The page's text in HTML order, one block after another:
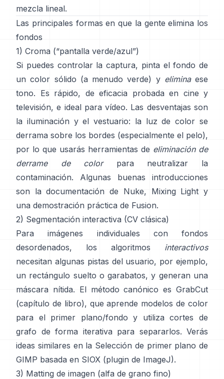
mezcla lineal.
Las principales formas en que la gente elimina los
fondos
1) Croma (“pantalla verde/azul”)
Si puedes controlar la captura, pinta el fondo de
un color sólido (a menudo verde) y eliminaese
tono. Es rápido, de eficacia probada en cine y
televisión, e ideal para vídeo. Las desventajas son
la iluminación y el vestuario: la luz de color se
derrama sobre los bordes (especialmente el pelo),
por lo que usarás herramientas de eliminación de
derrame de colorpara neutralizar la
contaminación. Algunas buenas introducciones
son la documentación de Nuke, Mixing Light y
una demostración práctica de Fusion.
2) Segmentación interactiva (CV clásica)
Para imágenes individuales con fondos
desordenados, los algoritmos interactivos
necesitan algunas pistas del usuario, por ejemplo,
un rectángulo suelto o garabatos, y generan una
máscara nítida. El método canónico es GrabCut
(capítulo de libro), que aprende modelos de color
para el primer plano/fondo y utiliza cortes de
grafo de forma iterativa para separarlos. Verás
ideas similares en la Selección de primer plano de
GIMP basada en SIOX (plugin de ImageJ).
3) Matting de imagen (alfa de grano fino)